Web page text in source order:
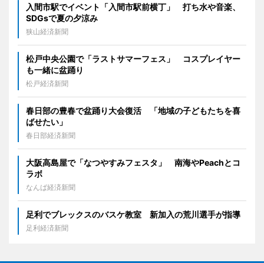
入間市駅でイベント「入間市駅前横丁」 打ち水や音楽、
SDGsで夏の夕涼み
狭山経済新聞
松戸中央公園で「ラストサマーフェス」 コスプレイヤー
も一緒に盆踊り
松戸経済新聞
春日部の豊春で盆踊り大会復活 「地域の子どもたちを喜
ばせたい」
春日部経済新聞
大阪高島屋で「なつやすみフェスタ」 南海やPeachとコ
ラボ
なんば経済新聞
足利でブレックスのバスケ教室 新加入の荒川選手が指導
足利経済新聞